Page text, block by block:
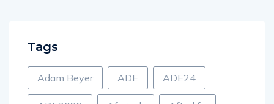
Tags
Adam Beyer ADE ADE24